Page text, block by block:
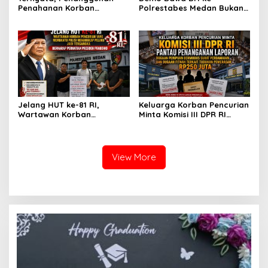
Penahanan Korban
Setelah Membantu Polisi
Menangkap Maling Atas
Atensi Ketua Komisi III DPR
RI Bapak Habiburokhman
Polrestabes Medan Bukan
dan Rasa Kecewa
Lambatnya Penanganan
Pekara di Polrestabes
Medan
Jelang HUT ke-81 RI,
Wartawan Korban
Keluarga Korban Pencurian
Minta Komisi III DPR RI
Perdamaian dan Dugaan
Fitnah Terkait Tuduhan
Pemerasan Rp250 Juta
View More